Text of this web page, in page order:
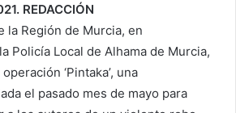
REDACCIÓN
la Región de Murcia, en
Policía Local de Alhama de Murcia,
‘Pintaka’, una
el pasado mes de mayo para